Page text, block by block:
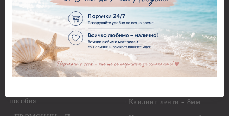
мъниста, брадс и айлет
ПРОМОЦИИ - Бои
ПРОМОЦИИ - Предмети и
елементи за декорация
ПРОМОЦИИ - Салфетки
пособия
Квилинг
Квилинг ленти - 3мм -
35см.
Квилинг ленти - микс
Квилинг ленти - перлени -
Квилинг ленти - 8мм